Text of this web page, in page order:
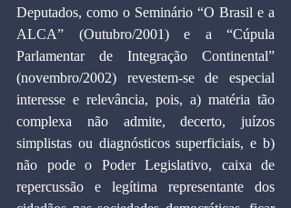
Deputados, como o Seminário “O Brasil e a
ALCA” (Outubro/2001) e a “Cúpula
Parlamentar de Integração Continental”
(novembro/2002) revestem-se de especial
interesse e relevância, pois, a) matéria tão
complexa não admite, decerto, juízos
simplistas ou diagnósticos superficiais, e b)
não pode o Poder Legislativo, caixa de
repercussão e legítima representante dos